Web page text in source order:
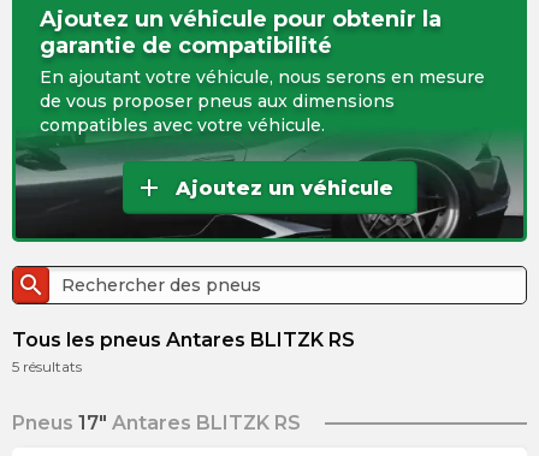
Ajoutez un véhicule pour obtenir la
garantie de compatibilité
En ajoutant votre véhicule, nous serons en mesure
de vous proposer pneus aux dimensions
compatibles avec votre véhicule.
add Ajoutez un véhicule
search
Tous les pneus Antares BLITZK RS
5 résultats
Pneus 17" Antares BLITZK RS